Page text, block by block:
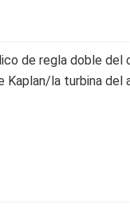
de regla doble del
Kaplan/la turbina del